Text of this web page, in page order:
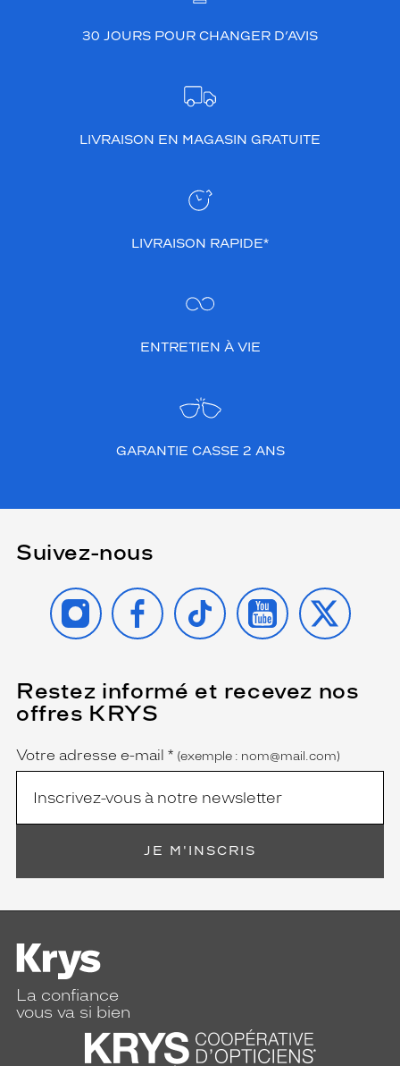
30 JOURS POUR CHANGER D’AVIS
LIVRAISON EN MAGASIN GRATUITE
LIVRAISON RAPIDE*
ENTRETIEN À VIE
GARANTIE CASSE 2 ANS
Suivez-nous
INSTAGRAMFACEBOOK
TIKTOK YOUTUBE
X
Restez informé et recevez nos
offres KRYS
Name
Votre adresse e-mail *
(Ce
champ
est
(exemple : nom@mail.com)
JE M'INSCRIS
La confiance
vous va si bien